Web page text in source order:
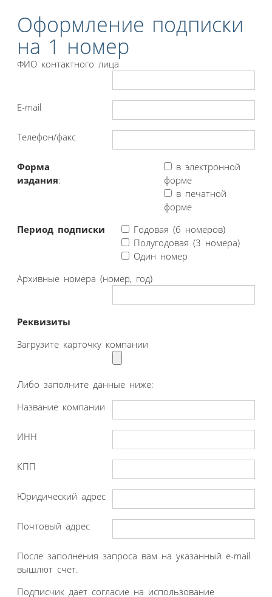
Оформление подписки
на 1 номер
ФИО контактного лица
E-mail
Телефон/факс
Форма
издания:
в электронной
форме
в печатной
форме
Период подписки
Годовая (6 номеров)
Полугодовая (3 номера)
Один номер
Архивные номера (номер, год)
Реквизиты
Загрузите карточку компании
Либо заполните данные ниже:
Название компании
ИНН
КПП
Юридический адрес
Почтовый адрес
После заполнения запроса вам на указанный e-mail
вышлют счет.
Подписчик дает согласие на использование